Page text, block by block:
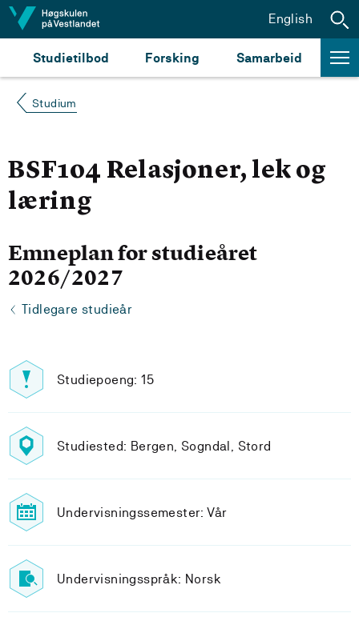
Hopp til innhald
Studietilbod Forsking Samarbeid
English
Studium
BSF104 Relasjoner, lek og
læring
Emneplan for studieåret
2026/2027
Tidlegare studieår
Studiepoeng: 15
Studiested: Bergen, Sogndal, Stord
Undervisningssemester: Vår
Undervisningsspråk: Norsk